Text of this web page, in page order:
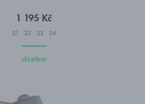
1 195 Kč
21 22 23 24
skladem